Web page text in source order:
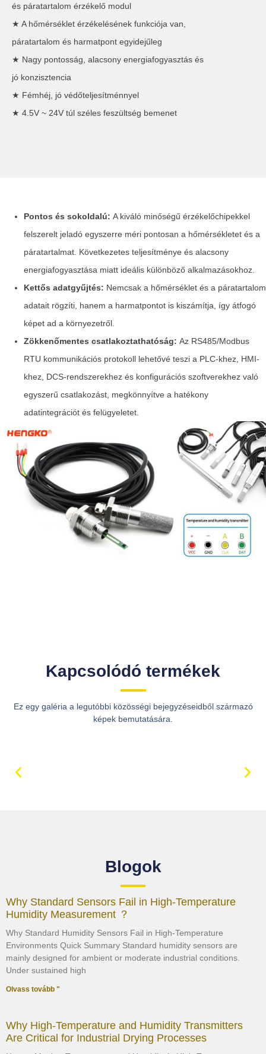
és páratartalom érzékelő modul
★ A hőmérséklet érzékelésének funkciója van,
páratartalom és harmatpont egyidejűleg
★ Nagy pontosság, alacsony energiafogyasztás és
jó konzisztencia
★ Fémhéj, jó védőteljesítménnyel
★ 4.5V ~ 24V túl széles feszültség bemenet
Pontos és sokoldalú: A kiváló minőségű érzékelőchipekkel
felszerelt jeladó egyszerre méri pontosan a hőmérsékletet és a
páratartalmat. Következetes teljesítménye és alacsony
energiafogyasztása miatt ideális különböző alkalmazásokhoz.
Kettős adatgyűjtés: Nemcsak a hőmérséklet és a páratartalom
adatait rögzíti, hanem a harmatpontot is kiszámítja, így átfogó
képet ad a környezetről.
Zökkenőmentes csatlakoztathatóság: Az RS485/Modbus
RTU kommunikációs protokoll lehetővé teszi a PLC-khez, HMI-
khez, DCS-rendszerekhez és konfigurációs szoftverekhez való
egyszerű csatlakozást, megkönnyítve a hatékony
adatintegrációt és felügyeletet.
Kapcsolódó termékek
Ez egy galéria a legutóbbi közösségi bejegyzéseidből származó
képek bemutatására.
Blogok
Why Standard Sensors Fail in High-Temperature
Humidity Measurement ？
Why Standard Humidity Sensors Fail in High-Temperature
Environments Quick Summary Standard humidity sensors are
mainly designed for ambient or moderate industrial conditions.
Under sustained high
Olvass tovább "
Why High-Temperature and Humidity Transmitters
Are Critical for Industrial Drying Processes